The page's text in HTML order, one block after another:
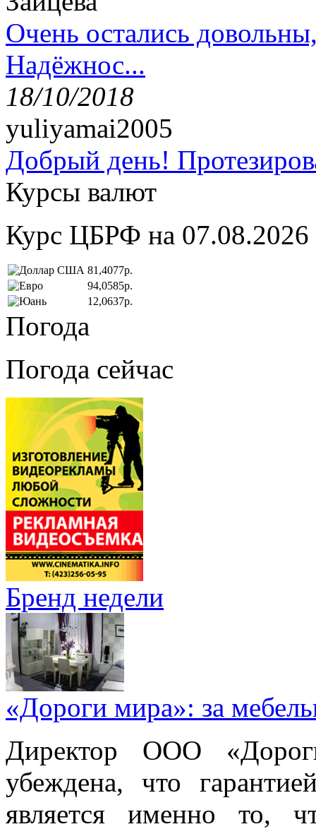
Очень остались
Надёжнос...
18/10/2018
yuliyamai2005
Добрый день!
Курсы валют
Курс ЦБРФ на 07.08.2026
81,4077р.
94,0585р.
12,0637р.
Погода
Погода сейчас
Бренд недели
«Дороги мира»: за
Директор ООО
убеждена, что
является именно то,